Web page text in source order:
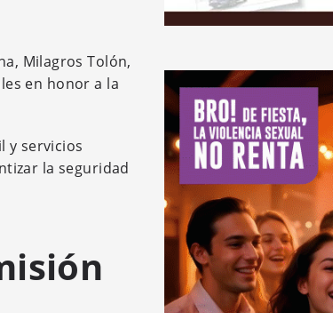
Milagros Tolón,
en honor a la
y servicios
la seguridad